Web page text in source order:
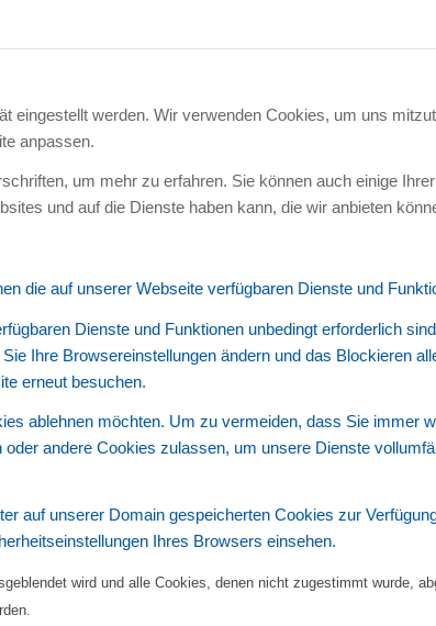
eingestellt werden. Wir verwenden Cookies, um uns
anpassen.
um mehr zu erfahren. Sie können auch einige
und auf die Dienste haben kann, die wir anbieten
die auf unserer Webseite verfügbaren Dienste und
Dienste und Funktionen unbedingt erforderlich
Ihre Browsereinstellungen ändern und das Blockieren
erneut besuchen.
ablehnen möchten. Um zu vermeiden, dass Sie immer
andere Cookies zulassen, um unsere Dienste
auf unserer Domain gespeicherten Cookies zur
Ihres Browsers einsehen.
wird und alle Cookies, denen nicht zugestimmt wurde,